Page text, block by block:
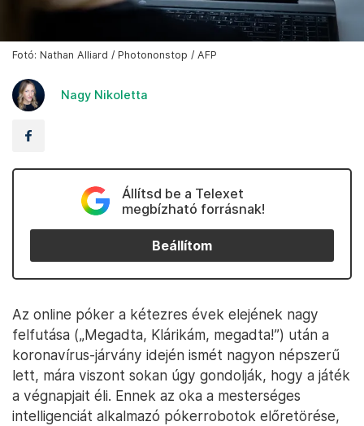
Fotó: Nathan Alliard / Photononstop / AFP
Nagy Nikoletta
Állítsd be a Telexet
megbízható forrásnak!
Beállítom
Az online póker a kétezres évek elejének nagy
felfutása („Megadta, Klárikám, megadta!”) után a
koronavírus-járvány idején ismét nagyon népszerű
lett, mára viszont sokan úgy gondolják, hogy a játék
a végnapjait éli. Ennek az oka a mesterséges
intelligenciát alkalmazó pókerrobotok előretörése,